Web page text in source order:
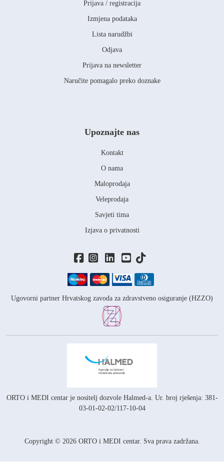
Prijava / registracija
Izmjena podataka
Lista narudžbi
Odjava
Prijava na newsletter
Naručite pomagalo preko doznake
Copyright © 2026 ORTO i MEDI centar. Sva prava zadržana.
Ugovorni partner Hrvatskog zavoda za zdravstveno osiguranje (HZZO)
ORTO i MEDI centar je nositelj dozvole Halmed-a. Ur. broj rješenja: 381-
03-01-02-02/117-10-04
Upoznajte nas
Kontakt
O nama
Maloprodaja
Veleprodaja
Savjeti tima
Izjava o privatnosti